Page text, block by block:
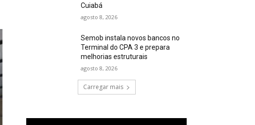
Cuiabá
agosto 8, 2026
Semob instala novos bancos no
Terminal do CPA 3 e prepara
melhorias estruturais
agosto 8, 2026
Carregar mais